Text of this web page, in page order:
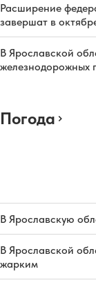
Расширение
завершат в
В Ярославской
железнодорожных
Погода
В Ярославскую
В Ярославской
жарким